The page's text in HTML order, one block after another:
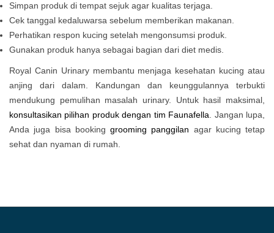
Simpan produk di tempat sejuk agar kualitas terjaga.
Cek tanggal kedaluwarsa sebelum memberikan makanan.
Perhatikan respon kucing setelah mengonsumsi produk.
Gunakan produk hanya sebagai bagian dari diet medis.
Royal Canin Urinary membantu menjaga kesehatan kucing atau
anjing dari dalam. Kandungan dan keunggulannya terbukti
mendukung pemulihan masalah urinary. Untuk hasil maksimal,
konsultasikan pilihan produk dengan tim Faunafella . Jangan lupa,
Anda juga bisa booking grooming panggilan agar kucing tetap
sehat dan nyaman di rumah.